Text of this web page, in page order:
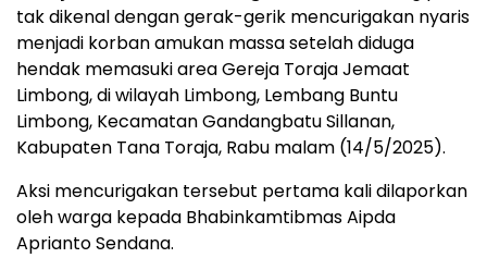
tak dikenal dengan gerak-gerik mencurigakan nyaris
menjadi korban amukan massa setelah diduga
hendak memasuki area Gereja Toraja Jemaat
Limbong, di wilayah Limbong, Lembang Buntu
Limbong, Kecamatan Gandangbatu Sillanan,
Kabupaten Tana Toraja, Rabu malam (14/5/2025).
Aksi mencurigakan tersebut pertama kali dilaporkan
oleh warga kepada Bhabinkamtibmas Aipda
Aprianto Sendana.